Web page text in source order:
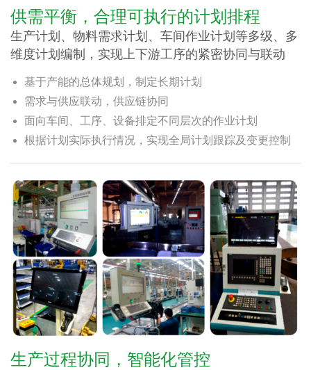
供需平衡，合理可执行的计划排程
生产计划、物料需求计划、车间作业计划等多级、多
维度计划编制，实现上下游工序的紧密协同与联动
基于产能的总体规划，制定长期计划
需求与供应联动，供应链协同
面向车间、工序、设备排定不同层次的作业计划
根据计划实际执行情况，实现全局计划跟踪及变更控制
生产过程协同，智能化管控